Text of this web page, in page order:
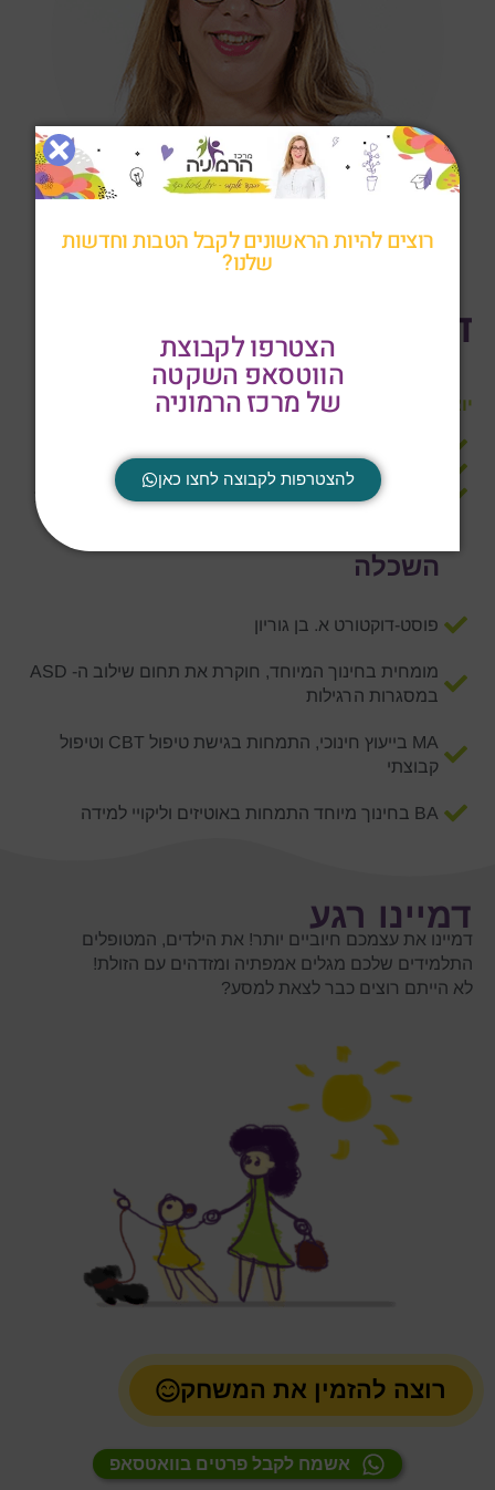
ד"ר רבקה אלקובי
יוצרת המשחק "מתחברים בזוג"
מומחית לטיפול בטראומה וחרדה
מומחית להטמעת למידה חברתית רגשית בדרך חדשנית
השכלה
פוסט-דוקטורט א. בן גוריון
מומחית בחינוך המיוחד, חוקרת את תחום שילוב ה- ASD
במסגרות הרגילות
MA בייעוץ חינוכי, התמחות בגישת טיפול CBT וטיפול
קבוצתי
BA בחינוך מיוחד התמחות באוטיזים וליקויי למידה
דמיינו רגע
דמיינו את עצמכם חיוביים יותר! את הילדים, המטופלים
התלמידים שלכם מגלים אמפתיה ומזדהים עם הזולת!
לא הייתם רוצים כבר לצאת למסע?
רוצה להזמין את המשחק
אשמח לקבל פרטים בוואטסאפ
רוצים להיות הראשונים לקבל הטבות וחדשות
שלנו?
הצטרפו לקבוצת
הווטסאפ השקטה
של מרכז הרמוניה
להצטרפות לקבוצה לחצו כאן